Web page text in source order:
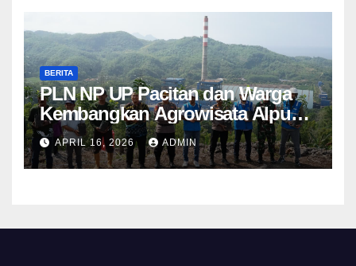
BERITA
PLN NP UP Pacitan dan Warga
Kembangkan Agrowisata Alpukat
Berbasis Lingkungan di
Sudimoro
APRIL 16, 2026 ADMIN